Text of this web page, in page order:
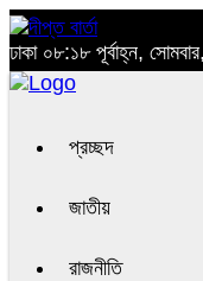
ঢাকা ০৮:১৮ পূর্বাহ্ন,
প্রচ্ছদ
জাতীয়
রাজনীতি